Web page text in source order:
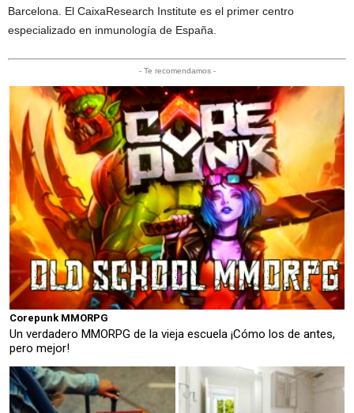
Barcelona. El CaixaResearch Institute es el primer centro
especializado en inmunología de España.
- Te recomendamos -
Corepunk MMORPG
Un verdadero MMORPG de la vieja escuela ¡Cómo los de antes,
pero mejor!